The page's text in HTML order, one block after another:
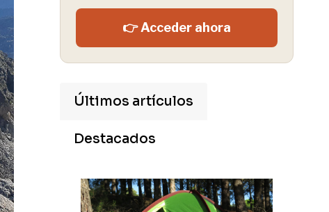
👉 Acceder ahora
Últimos artículos
Destacados